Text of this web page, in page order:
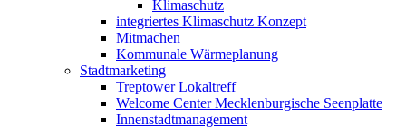
Klimaschutz
integriertes Klimaschutz Konzept
Mitmachen
Kommunale Wärmeplanung
Stadtmarketing
Treptower Lokaltreff
Welcome Center Mecklenburgische Seenplatte
Innenstadtmanagement